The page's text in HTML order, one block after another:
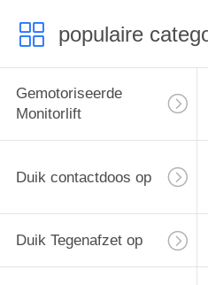
populaire
Gemotoriseerde
Monitorlift
Duik contactdoos op
Duik Tegenafzet op